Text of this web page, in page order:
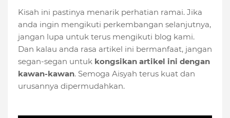
Kisah ini pastinya menarik perhatian ramai. Jika
anda ingin mengikuti perkembangan selanjutnya,
jangan lupa untuk terus mengikuti blog kami.
Dan kalau anda rasa artikel ini bermanfaat, jangan
segan-segan untuk kongsikan artikel ini dengan
kawan-kawan. Semoga Aisyah terus kuat dan
urusannya dipermudahkan.